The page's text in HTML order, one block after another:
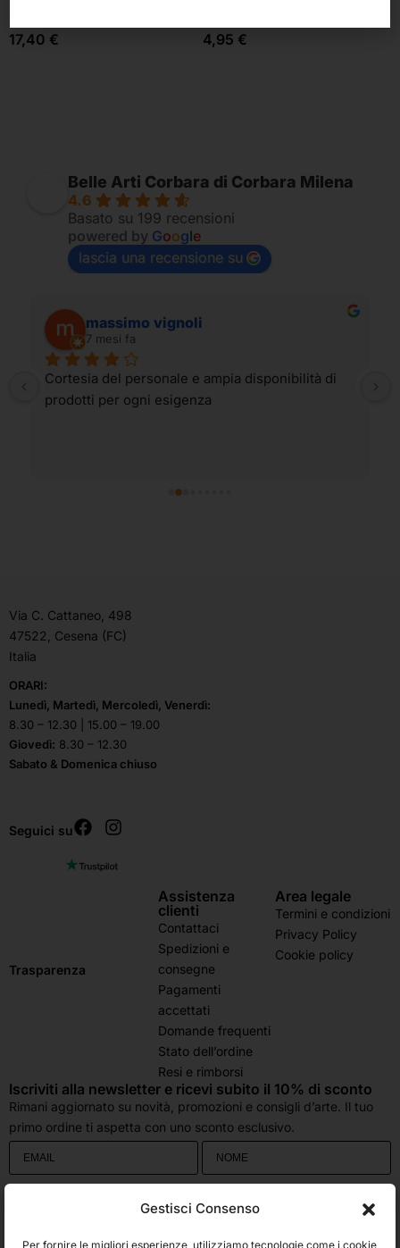
Gestisci Consenso
Per fornire le migliori esperienze, utilizziamo tecnologie come i cookie
17,40 € 4,95 €
Belle Arti Corbara di Corbara Milena
4.6
Basato su 199 recensioni
powered by Google
lascia una recensione su
massimo vignoli
7 mesi fa
Cortesia del personale e ampia disponibilità di
prodotti per ogni esigenza
Via C. Cattaneo, 498
47522, Cesena (FC)
Italia
ORARI:
Lunedì, Martedì, Mercoledì, Venerdì:
8.30 – 12.30 | 15.00 – 19.00
Giovedì: 8.30 – 12.30
Sabato & Domenica chiuso
Seguici su
Trasparenza
Assistenza
clienti
Contattaci
Spedizioni e
consegne
Pagamenti
accettati
Domande frequenti
Stato dell’ordine
Resi e rimborsi
Area legale
Termini e condizioni
Privacy Policy
Cookie policy
Iscriviti alla newsletter e ricevi subito il 10% di sconto
Rimani aggiornato su novità, promozioni e consigli d’arte. Il tuo
primo ordine ti aspetta con uno sconto esclusivo.
accetti che i dati personali da te forniti vengano trasferiti a Brevo per il